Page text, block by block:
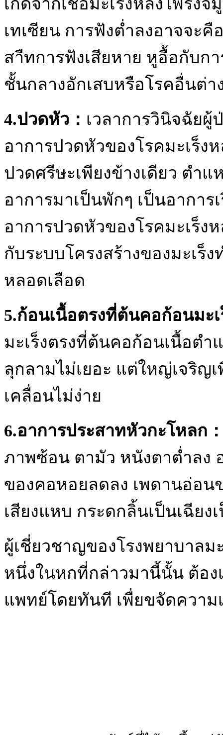
เทเซียน การฟังต่ำลงอาจจะคื
สาืทการฟังเสียหาย หูอื้อกับก
ชั้นกลางอักเสบหรือโรคอื่นต่
4.ปวดหัว： เวลาการวินิจฉัย
อาการปวดหัวของโรคมะเร็ง
ปวดศรีษะเพียงข้างเดียว ตำ
อาการมาเป็นพักๆ เป็นอากา
อาการปวดหัวของโรคมะเร็ง
กับระบบโครงสร้างของมะเร็
หลอดเลือด
5.ก้อนเนื้อตรงที่ต้นคอก้อนมะ
มะเร็งตรงที่ต้นคอก้อนเนื้อต
ลุกลามไม่เยอะ แต่ใหญ่เจริญ
เคลื่อนไม่ง่าย
6.อาการประสาทหัวกะโหลก
ภาพซ้อน ตามัว หนังตาต่ำลง
ของคอหอยลดลง เพดานอ่อ
เสียงแหบ กระดกลิ้นเป็นเฉียง
ผู้เชี่ยวชาญของโรงพยาบาลม
หนึ่งในหกที่กล่าวมานี้นั้น ต้อง
แพทย์โดยทันที เพื่ยขจัดความ